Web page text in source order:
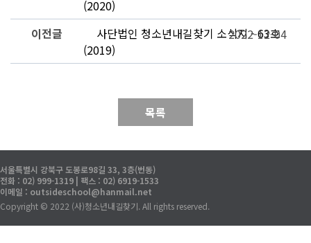
(2020)
이전글
사단법인 청소년내길찾기 소식지 - 63호
(2019)
2022-12-04
목록
서울특별시 강북구 도봉로98길 33, 3층(번동)
전화 : 02) 999-1319 | 팩스 : 02) 6919-1533
이메일 : outsideschool@hanmail.net
Copyright © 2022 (사)청소년내길찾기. All rights reserved.